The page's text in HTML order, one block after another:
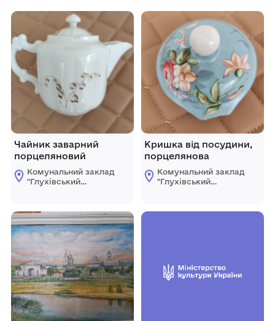
Чайник заварний
порцеляновий
Комунальний заклад
"Глухівський
Глухівської міської
ради
Кришка від посудини,
порцелянова
Комунальний заклад
"Глухівський
Глухівської міської